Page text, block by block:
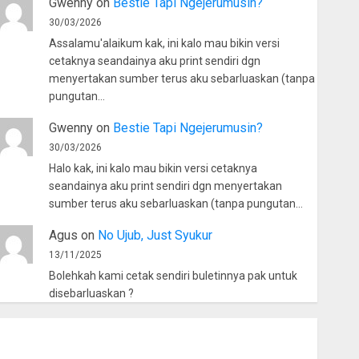
30/03/2026
Assalamu'alaikum kak, ini kalo mau bikin versi
cetaknya seandainya aku print sendiri dgn
menyertakan sumber terus aku sebarluaskan (tanpa
pungutan…
Gwennyon Bestie Tapi Ngejerumusin?
30/03/2026
Halo kak, ini kalo mau bikin versi cetaknya
seandainya aku print sendiri dgn menyertakan
sumber terus aku sebarluaskan (tanpa pungutan…
Agus on No Ujub, Just Syukur
13/11/2025
Bolehkah kami cetak sendiri buletinnya pak untuk
disebarluaskan ?